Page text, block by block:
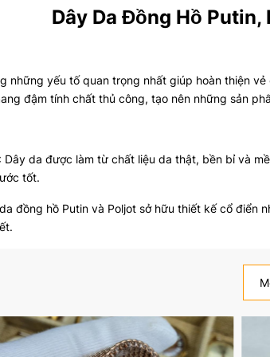
Dây Da Đồng Hồ
những yếu tố quan trọng nhất giúp hoàn thiện
đậm tính chất thủ công, tạo nên những sản
: Dây da được làm từ chất liệu da thật, bền bỉ và
tốt.
đồng hồ Putin và Poljot sở hữu thiết kế cổ điển
của da, tạo ra những sản phẩm hoàn hảo và
: Dây da không chỉ là phần nối giữa đồng hồ